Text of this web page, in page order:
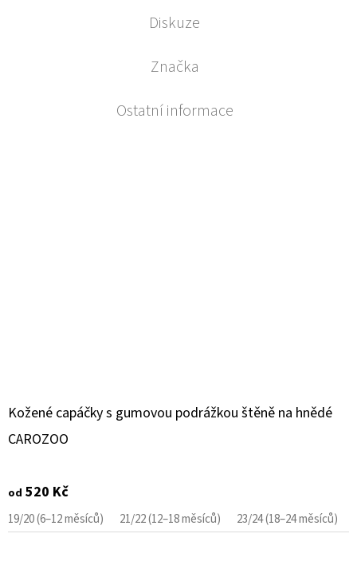
Diskuze
Značka
Ostatní informace
Kožené capáčky s gumovou podrážkou štěně na hnědé
CAROZOO
od 520 Kč
19/20 (6–12 měsíců) 21/22 (12–18 měsíců) 23/24 (18–24 měsíců)